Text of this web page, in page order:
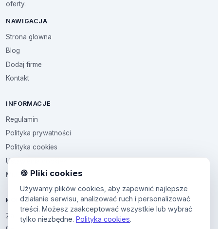
oferty.
NAWIGACJA
Strona glowna
Blog
Dodaj firme
Kontakt
INFORMACJE
Regulamin
Polityka prywatności
Polityka cookies
Ustawienia cookies
Multikod
KONTO
Zaloguj sie
🍪 Pliki cookies
Używamy plików cookies, aby zapewnić najlepsze
działanie serwisu, analizować ruch i personalizować
treści. Możesz zaakceptować wszystkie lub wybrać
tylko niezbędne. Polityka cookies.